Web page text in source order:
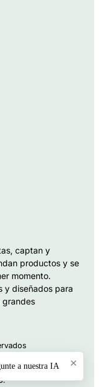
captan y
productos y se
momento.
y diseñados para
grandes
Onpipeline Ltd.
y marcas
×
a nuestra IA